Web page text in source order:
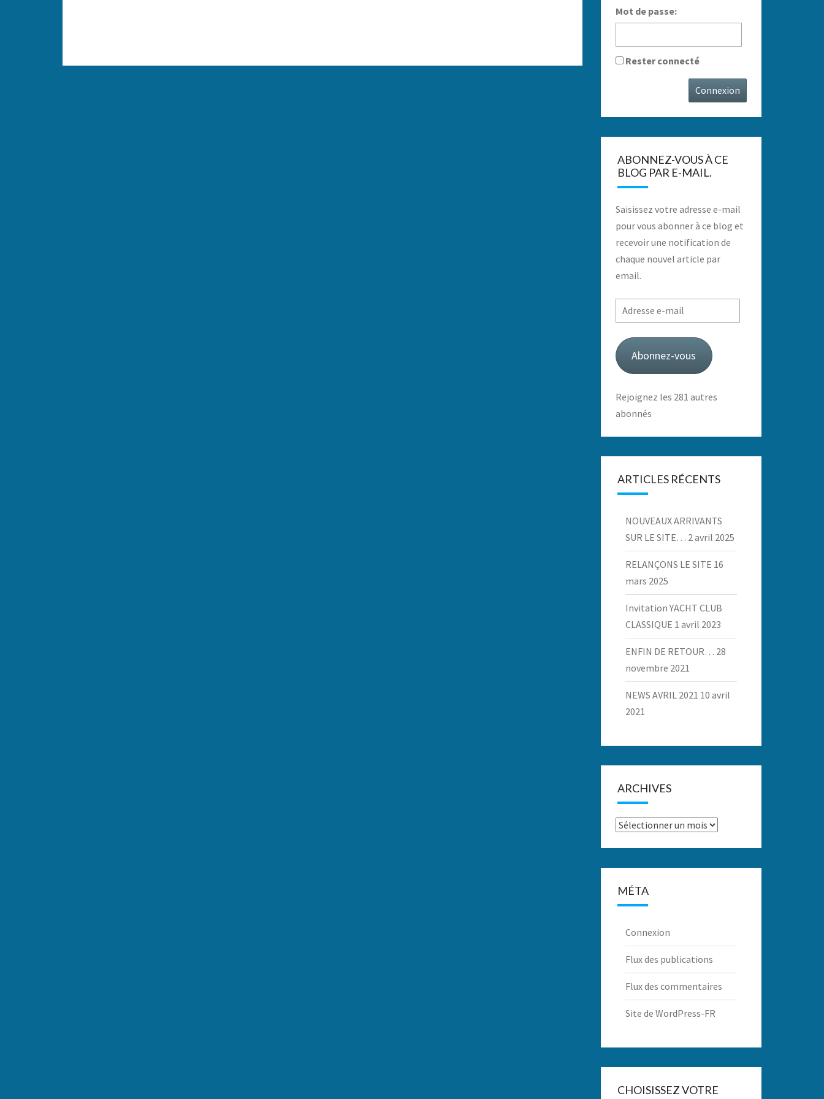
Mot de passe:
Rester connecté
Connexion
ABONNEZ-VOUS À CE
BLOG PAR E-MAIL.
Saisissez votre adresse e-mail
pour vous abonner à ce blog et
recevoir une notification de
chaque nouvel article par
email.
Adresse
e-
mail
Abonnez-vous
Rejoignez les 281 autres
abonnés
ARTICLES RÉCENTS
NOUVEAUX ARRIVANTS
SUR LE SITE… 2 avril 2025
RELANÇONS LE SITE 16
mars 2025
Invitation YACHT CLUB
CLASSIQUE 1 avril 2023
ENFIN DE RETOUR… 28
novembre 2021
NEWS AVRIL 2021 10 avril
2021
ARCHIVES
Archives
MÉTA
Connexion
Flux des publications
Flux des commentaires
Site de WordPress-FR
CHOISISSEZ VOTRE